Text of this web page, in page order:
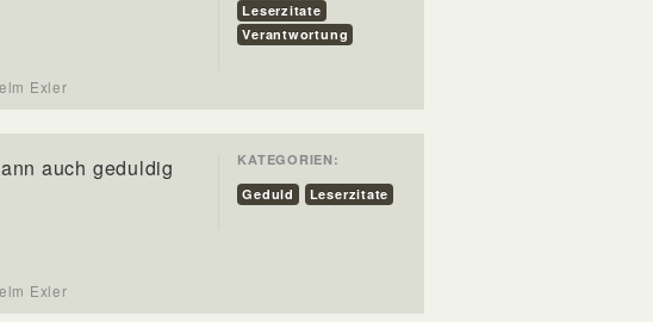
Leserzitate
Verantwortung
Exler
auch geduldig
KATEGORIEN:
Geduld
Leserzitate
Exler